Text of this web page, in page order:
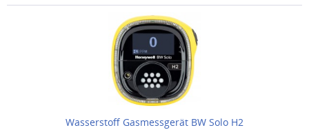
Wasserstoff Gasmessgerät BW Solo H2